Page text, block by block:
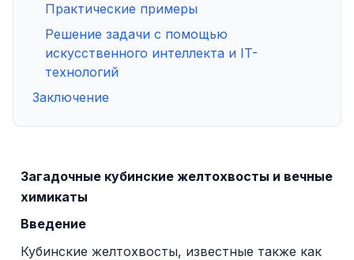
Практические примеры
Решение задачи с помощью
искусственного интеллекта и IT-
технологий
Заключение
Загадочные кубинские желтохвосты и вечные
химикаты
Введение
Кубинские желтохвосты, известные также как